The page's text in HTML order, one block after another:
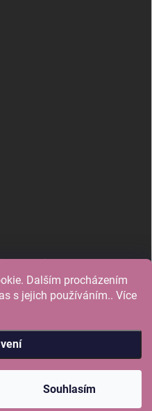
Dalším procházením
s jejich používáním.. Více
Souhlasím
Shoptet
. Všechna práva vyhrazena.